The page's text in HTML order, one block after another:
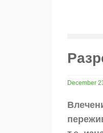
December